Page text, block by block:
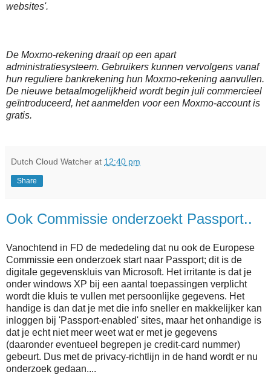
websites'.
De Moxmo-rekening draait op een apart
administratiesysteem. Gebruikers kunnen vervolgens vanaf
hun reguliere bankrekening hun Moxmo-rekening aanvullen.
De nieuwe betaalmogelijkheid wordt begin juli commercieel
geïntroduceerd, het aanmelden voor een Moxmo-account is
gratis.
Dutch Cloud Watcher at 12:40 pm
Share
Ook Commissie onderzoekt Passport..
Vanochtend in FD de mededeling dat nu ook de Europese
Commissie een onderzoek start naar Passport; dit is de
digitale gegevenskluis van Microsoft. Het irritante is dat je
onder windows XP bij een aantal toepassingen verplicht
wordt die kluis te vullen met persoonlijke gegevens. Het
handige is dan dat je met die info sneller en makkelijker kan
inloggen bij 'Passport-enabled' sites, maar het onhandige is
dat je echt niet meer weet wat er met je gegevens
(daaronder eventueel begrepen je credit-card nummer)
gebeurt. Dus met de privacy-richtlijn in de hand wordt er nu
onderzoek gedaan....